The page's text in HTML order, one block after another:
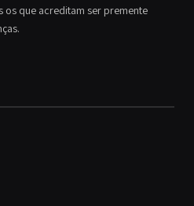
que acreditam ser premente